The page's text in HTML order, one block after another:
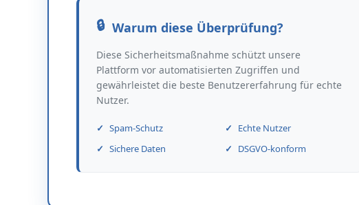
Warum diese Überprüfung?
Diese Sicherheitsmaßnahme schützt unsere
Plattform vor automatisierten Zugriffen und
gewährleistet die beste Benutzererfahrung für echte
Nutzer.
Spam-Schutz
Echte Nutzer
Sichere Daten
DSGVO-konform